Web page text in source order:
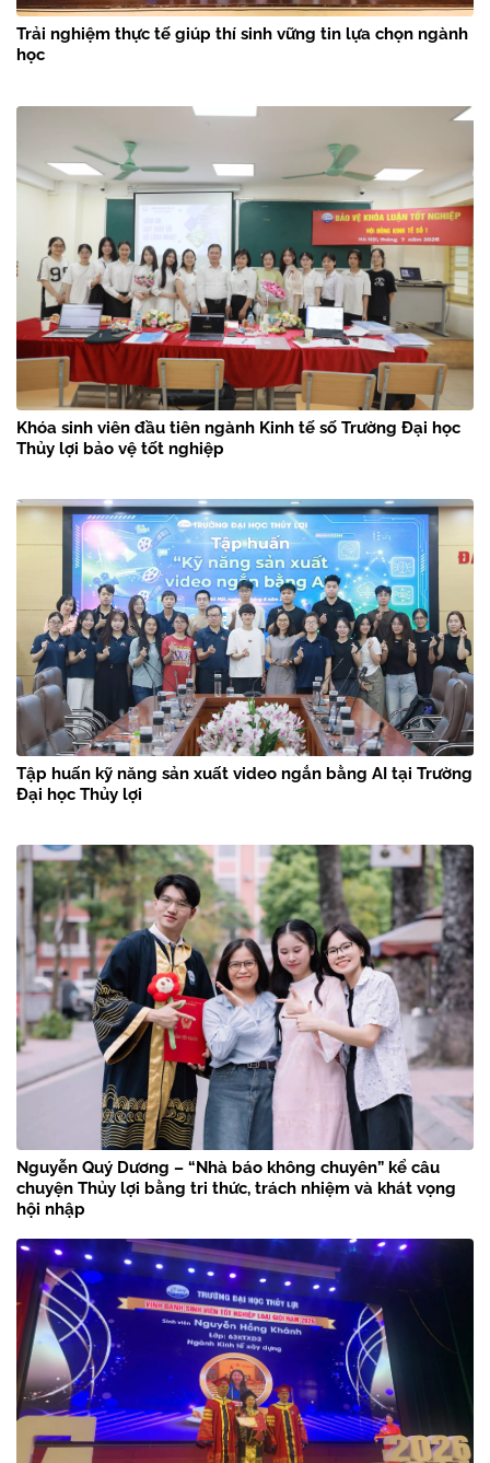
Trải nghiệm thực tế giúp thí sinh vững tin lựa chọn ngành
học
Khóa sinh viên đầu tiên ngành Kinh tế số Trường Đại học
Thủy lợi bảo vệ tốt nghiệp
Tập huấn kỹ năng sản xuất video ngắn bằng AI tại Trường
Đại học Thủy lợi
Nguyễn Quý Dương – “Nhà báo không chuyên” kể câu
chuyện Thủy lợi bằng tri thức, trách nhiệm và khát vọng
hội nhập